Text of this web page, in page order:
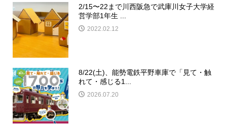
2/15〜22まで川西阪急で武庫川女子大学経
営学部1年生 ...
2022.02.12
8/22(土)、能勢電鉄平野車庫で「見て・触
れて・感じる1...
2026.07.20